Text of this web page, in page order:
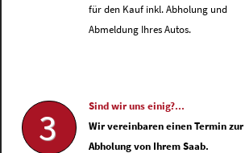
für den Kauf inkl. Abholung und
Abmeldung Ihres Autos.
3
Sind wir uns einig?...
Wir vereinbaren einen Termin zur
Abholung von Ihrem Saab.